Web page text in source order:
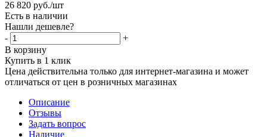
26 820 руб./шт
Есть в наличии
Нашли дешевле?
-
+
В корзину
Купить в 1 клик
Цена действительна только для интернет-магазина и может
отличаться от цен в розничных магазинах
Описание
Отзывы
Задать вопрос
Наличие